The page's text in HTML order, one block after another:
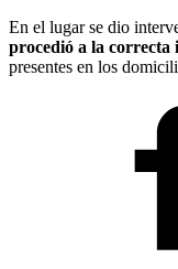
En el lugar se dio
procedió a la correcta
presentes en los